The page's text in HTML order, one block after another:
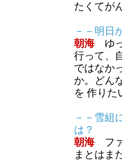
たくてが
－－明日
朝海ゆっ
行って、
ではなか
か。どん
を 作りた
－－雪組
は？
朝海ファ
まとはま